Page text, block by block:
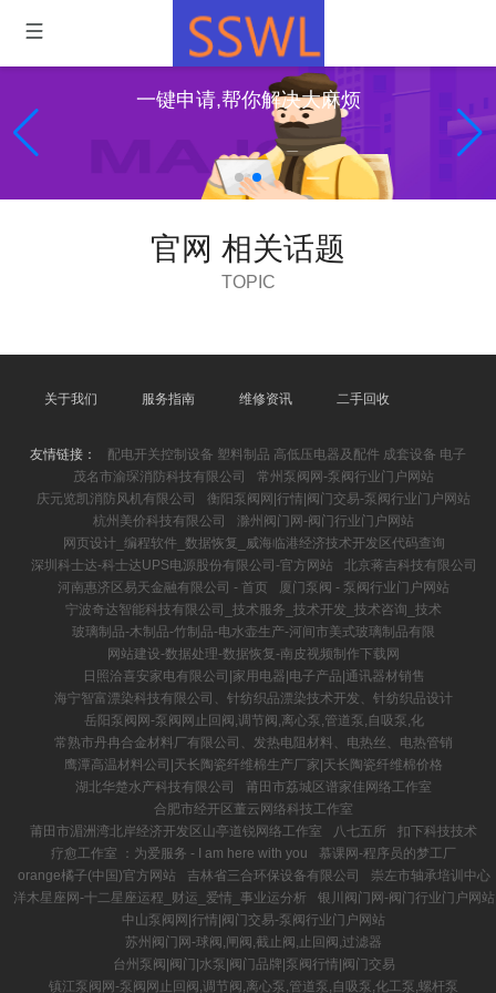
一键申请,帮你解决大麻烦
官网 相关话题
TOPIC
关于我们 服务指南 维修资讯 二手回收
友情链接：
配电开关控制设备 塑料制品 高低压电器及配件 成套设备 电子
茂名市渝琛消防科技有限公司
常州泵阀网-泵阀行业门户网站
庆元览凯消防风机有限公司
衡阳泵阀网|行情|阀门交易-泵阀行业门户网站
杭州美价科技有限公司
滁州阀门网-阀门行业门户网站
网页设计_编程软件_数据恢复_威海临港经济技术开发区代码查询
深圳科士达-科士达UPS电源股份有限公司-官方网站
北京蒋吉科技有限公司
河南惠济区易天金融有限公司 - 首页
厦门泵阀 - 泵阀行业门户网站
宁波奇达智能科技有限公司_技术服务_技术开发_技术咨询_技术
玻璃制品-木制品-竹制品-电水壶生产-河间市美式玻璃制品有限
网站建设-数据处理-数据恢复-南皮视频制作下载网
日照洽喜安家电有限公司|家用电器|电子产品|通讯器材销售
海宁智富漂染科技有限公司、针纺织品漂染技术开发、针纺织品设计
岳阳泵阀网-泵阀网止回阀,调节阀,离心泵,管道泵,自吸泵,化
常熟市丹冉合金材料厂有限公司、发热电阻材料、电热丝、电热管销
鹰潭高温材料公司|天长陶瓷纤维棉生产厂家|天长陶瓷纤维棉价格
湖北华楚水产科技有限公司
莆田市荔城区谱家佳网络工作室
合肥市经开区董云网络科技工作室
莆田市湄洲湾北岸经济开发区山亭道锐网络工作室
八七五所
扣下科技技术
疗愈工作室 ：为爱服务 - I am here with you
慕课网-程序员的梦工厂
orange橘子(中国)官方网站
吉林省三合环保设备有限公司
崇左市轴承培训中心
洋木星座网-十二星座运程_财运_爱情_事业运分析
银川阀门网-阀门行业门户网站
中山泵阀网|行情|阀门交易-泵阀行业门户网站
苏州阀门网-球阀,闸阀,截止阀,止回阀,过滤器
台州泵阀|阀门|水泵|阀门品牌|泵阀行情|阀门交易
镇江泵阀网-泵阀网止回阀,调节阀,离心泵,管道泵,自吸泵,化工泵,螺杆泵